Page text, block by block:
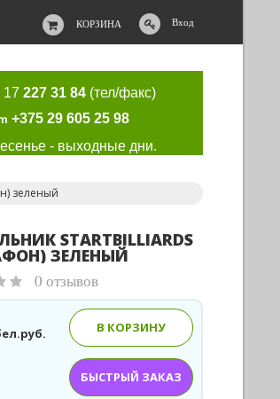
КОРЗИНА Вход
17227 31 84 (тел/факс)
+375 29 605 25 98
- выходные дни.
зеленый
STARTBILLIARDS
ЗЕЛЕНЫЙ
0 отзывов
В КОРЗИНУ
БЫСТРЫЙ ЗАКАЗ